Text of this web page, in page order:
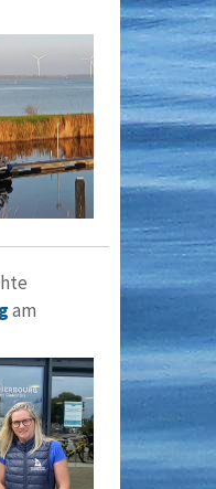
am